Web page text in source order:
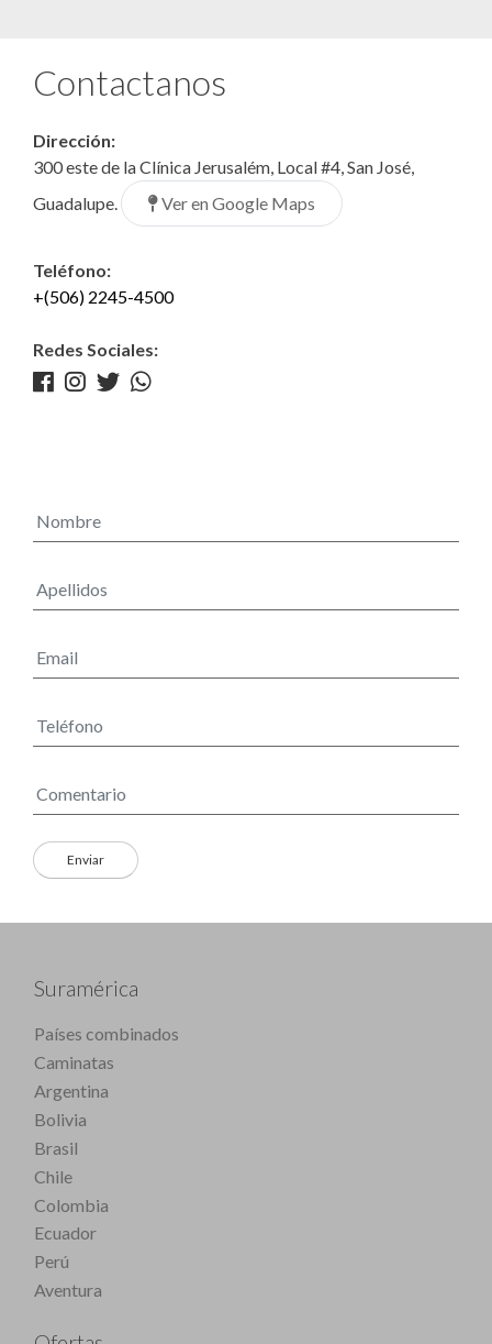
Contactanos
Dirección:
300 este de la Clínica Jerusalém, Local #4, San José,
Guadalupe.
Ver en Google Maps
Teléfono:
+(506) 2245-4500
Redes Sociales:
Suramérica
Países combinados
Caminatas
Argentina
Bolivia
Brasil
Chile
Colombia
Ecuador
Perú
Aventura